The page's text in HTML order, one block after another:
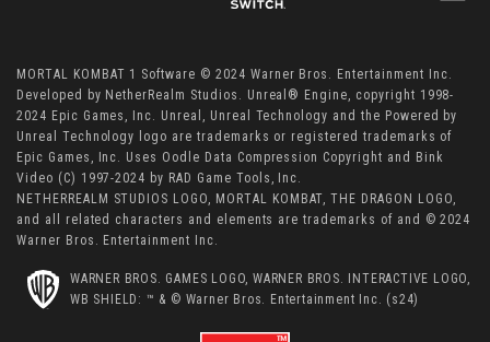
MORTAL KOMBAT 1 Software © 2024 Warner Bros. Entertainment Inc.
Developed by NetherRealm Studios. Unreal® Engine, copyright 1998-
2024 Epic Games, Inc. Unreal, Unreal Technology and the Powered by
Unreal Technology logo are trademarks or registered trademarks of
Epic Games, Inc. Uses Oodle Data Compression Copyright and Bink
Video (C) 1997-2024 by RAD Game Tools, Inc.
NETHERREALM STUDIOS LOGO, MORTAL KOMBAT, THE DRAGON LOGO,
and all related characters and elements are trademarks of and © 2024
Warner Bros. Entertainment Inc.
WARNER BROS. GAMES LOGO, WARNER BROS. INTERACTIVE LOGO,
WB SHIELD: ™ & © Warner Bros. Entertainment Inc. (s24)